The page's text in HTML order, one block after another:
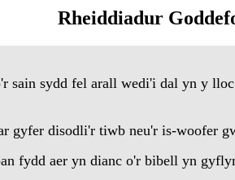
Rheiddiadur
sain sydd fel arall wedi'i dal yn y
gyfer disodli'r tiwb neu'r is-woofer
fydd aer yn dianc o'r bibell yn